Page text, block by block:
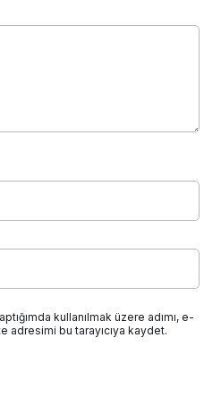
kullanılmak üzere adımı, e-
adresimi bu tarayıcıya kaydet.